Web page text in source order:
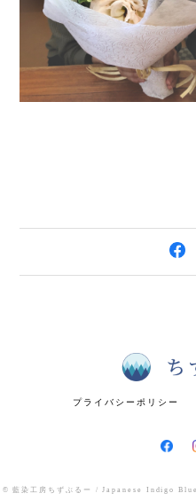
プライバシーポリシー
© 藍染工房ちずぶるー / Japanese Indigo